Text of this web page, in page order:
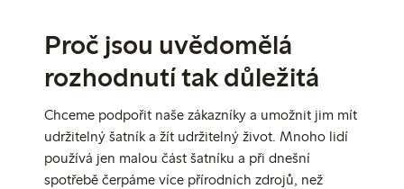
Proč jsou uvědomělá
rozhodnutí tak důležitá
Chceme podpořit naše zákazníky a umožnit jim mít
udržitelný šatník a žít udržitelný život. Mnoho lidí
používá jen malou část šatníku a při dnešní
spotřebě čerpáme více přírodních zdrojů, než